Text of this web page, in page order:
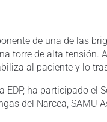
de una de las
torre de alta tensión.
al paciente y lo
ha participado el
del Narcea, SAMU